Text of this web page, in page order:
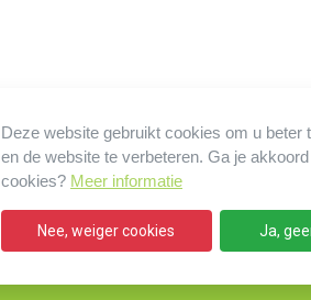
Deze website gebruikt cookies om u beter
en de website te verbeteren. Ga je
cookies? Meer informatie
Nee, weiger cookies Ja,
Website: